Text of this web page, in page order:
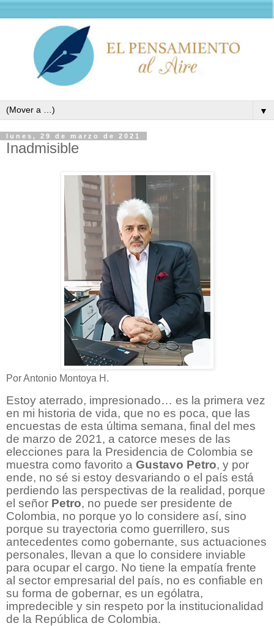
▼
lunes, 29 de marzo de 2021
Inadmisible
Por Antonio Montoya H.
Estoy aterrado, impresionado… es la primera vez
en mi historia de vida, que no es poca, que las
encuestas de esta última semana, final del mes
de marzo de 2021, a catorce meses de las
elecciones para la Presidencia de Colombia se
muestra como favorito a Gustavo Petro, y por
ende, no sé si estoy desvariando o el país está
perdiendo las perspectivas de la realidad, porque
el señor Petro, no puede ser presidente de
Colombia, no porque yo lo considere así, sino
porque su trayectoria como guerrillero, sus
antecedentes como gobernante, sus actuaciones
personales, llevan a que lo considere inviable
para ocupar el cargo. No tiene la empatía frente
al sector empresarial del país, no es confiable en
su forma de gobernar, es un ególatra,
impredecible y sin respeto por la institucionalidad
de la República de Colombia.